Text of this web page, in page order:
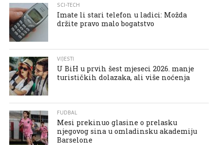
SCI-TECH
Imate li stari telefon u ladici: Možda
držite pravo malo bogatstvo
VIJESTI
U BiH u prvih šest mjeseci 2026. manje
turističkih dolazaka, ali više noćenja
FUDBAL
Mesi prekinuo glasine o prelasku
njegovog sina u omladinsku akademiju
Barselone